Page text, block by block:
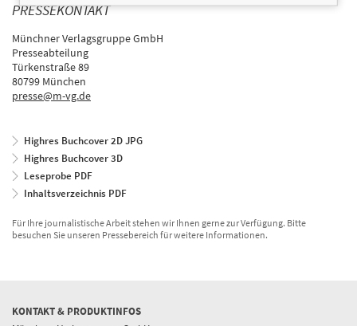
PRESSEKONTAKT
Münchner Verlagsgruppe GmbH
Presseabteilung
Türkenstraße 89
80799 München
presse@m-vg.de
Highres Buchcover 2D JPG
Highres Buchcover 3D
Leseprobe PDF
Inhaltsverzeichnis PDF
Für Ihre journalistische Arbeit stehen wir Ihnen gerne zur Verfügung. Bitte
besuchen Sie unseren Pressebereich für weitere Informationen.
KONTAKT & PRODUKTINFOS